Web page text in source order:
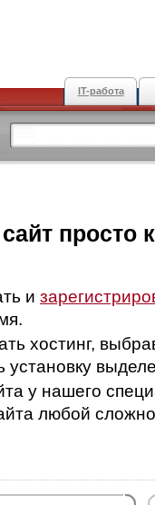
IT-работа
просто
и
хостинг,
у нашего
любой